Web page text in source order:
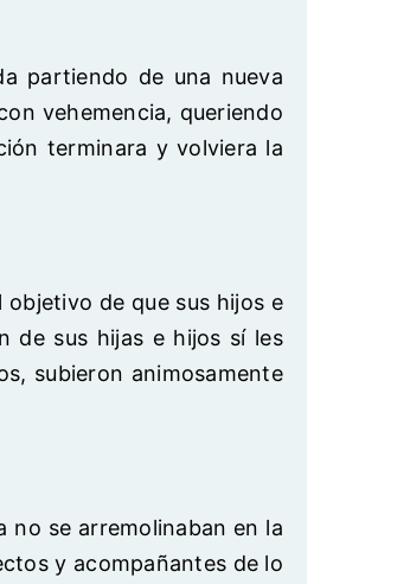
partiendo de una nueva
vehemencia, queriendo
terminara y volviera la
de que sus hijos e
de sus hijas e hijos sí les
subieron animosamente
no se arremolinaban en la
y acompañantes de lo